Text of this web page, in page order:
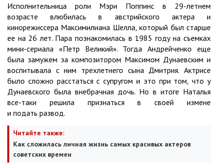
Исполнительница роли Мэри Поппинс в 29-летнем
возрасте влюбилась в австрийского актера и
кинорежиссера Максимилиана Шелла, который был старше
ее на 26 лет. Пара познакомилась в 1985 году на съемках
мини-сериала «Петр Великий». Тогда Андрейченко еще
была замужем за композитором Максимом Дунаевским и
воспитывала с ним трехлетнего сына Дмитрия. Актрисе
было сложно расстаться с супругом и это при том, что у
Дунаевского была внебрачная дочь. Но в итоге Наталья
все-таки решила признаться в своей измене
и подать развод.
Читайте также:
Как сложилась личная жизнь самых красивых актеров
советских времен